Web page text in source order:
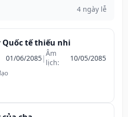
4 ngày lễ
Quốc tế thiếu nhi
01/06/2085|Âm
lịch:
10/05/2085